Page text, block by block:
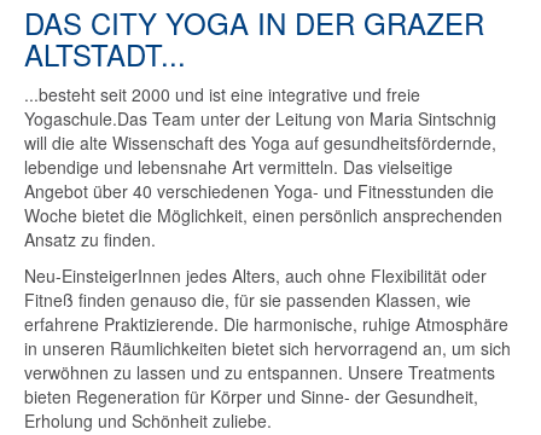
DAS CITY YOGA IN DER GRAZER
ALTSTADT...
...besteht seit 2000 und ist eine integrative und freie
Yogaschule.Das Team unter der Leitung von Maria Sintschnig
will die alte Wissenschaft des Yoga auf gesundheitsfördernde,
lebendige und lebensnahe Art vermitteln. Das vielseitige
Angebot über 40 verschiedenen Yoga- und Fitnesstunden die
Woche bietet die Möglichkeit, einen persönlich ansprechenden
Ansatz zu finden.
Neu-EinsteigerInnen jedes Alters, auch ohne Flexibilität oder
Fitneß finden genauso die, für sie passenden Klassen, wie
erfahrene Praktizierende. Die harmonische, ruhige Atmosphäre
in unseren Räumlichkeiten bietet sich hervorragend an, um sich
verwöhnen zu lassen und zu entspannen. Unsere Treatments
bieten Regeneration für Körper und Sinne- der Gesundheit,
Erholung und Schönheit zuliebe.